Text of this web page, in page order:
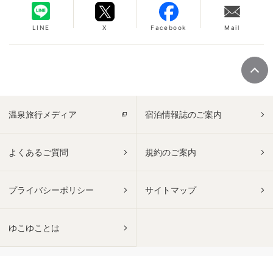
LINE X Facebook Mail
温泉旅行メディア 宿泊情報誌のご案内
よくあるご質問 規約のご案内
プライバシーポリシー サイトマップ
ゆこゆことは